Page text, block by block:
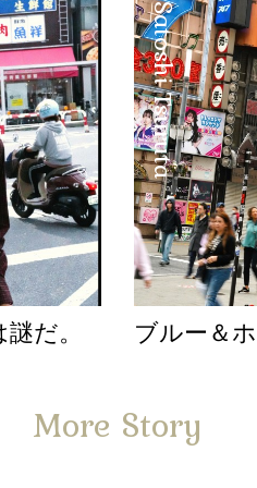
だ。
Satoshi Tsuruta
ブルー＆
More Story